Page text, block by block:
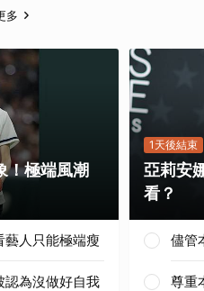
多
！極端風潮
藝人只能極端瘦
認為沒做好自我
1天後結束
亞莉安
看？
儘管
尊重